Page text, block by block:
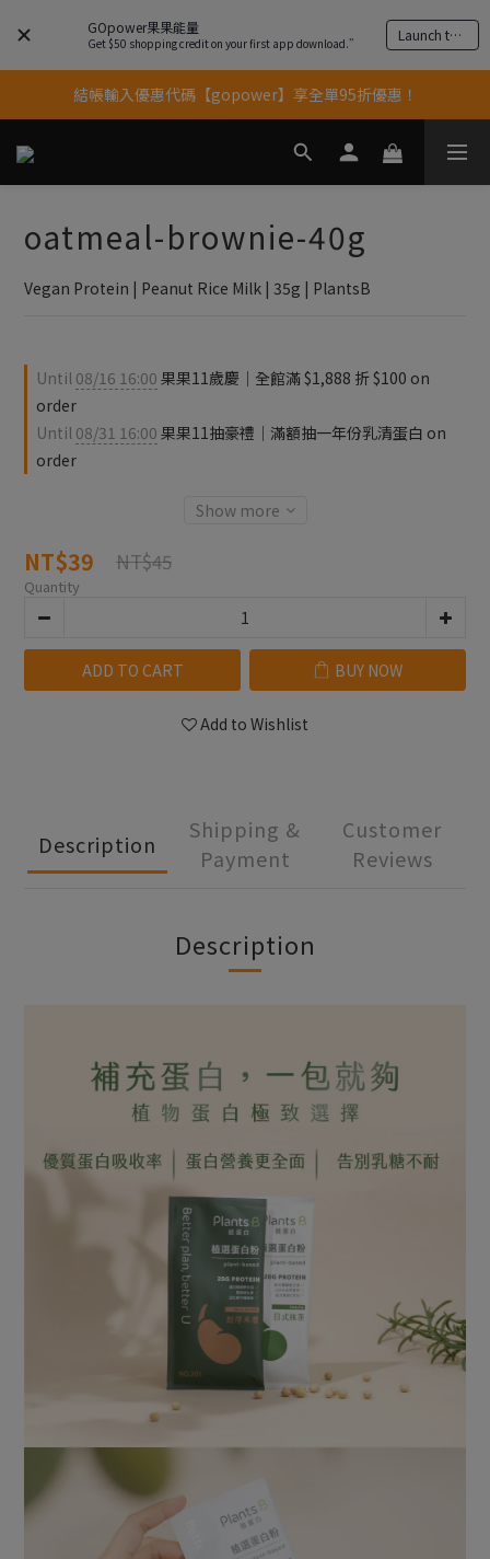
GOpower果果能量
Get $50 shopping credit on your first app download.” Launch the app
果果11歲慶｜App 下單享 5% 購物金回饋
果果11歲慶｜App 下單享 5% 購物金回饋
結帳輸入優惠代碼【gopower】享全單95折優惠！
11歲慶好禮｜買 500g/1kg 指定乳清2包贈品牌毛巾
oatmeal-brownie-40g
Vegan Protein | Peanut Rice Milk | 35g | PlantsB
Until 08/16 16:00 果果11歲慶｜全館滿 $1,888 折 $100 on
order
Until 08/31 16:00 果果11抽豪禮｜滿額抽一年份乳清蛋白 on
order
Show more
NT$39 NT$45
Quantity
ADD TO CART BUY NOW
Add to Wishlist
Description
Shipping &
Payment
Customer
Reviews
Description